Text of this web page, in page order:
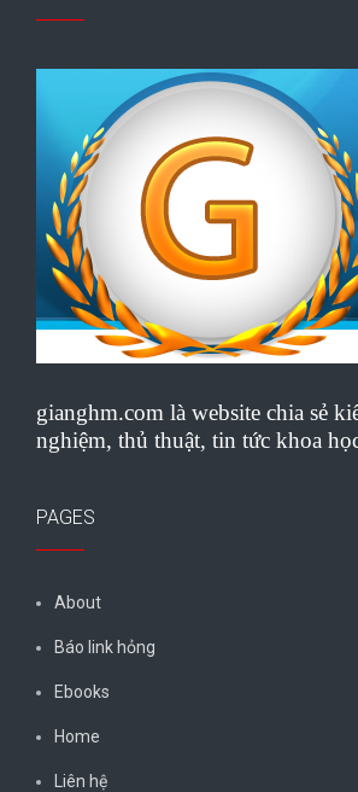
gianghm.com là website chia sẻ
nghiệm, thủ thuật, tin tức khoa
PAGES
About
Báo link hỏng
Ebooks
Home
Liên hệ